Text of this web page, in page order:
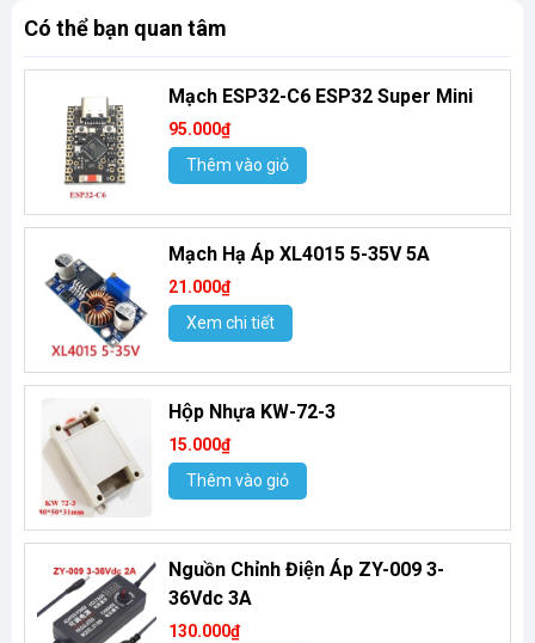
Có thể bạn quan tâm
Mạch ESP32-C6 ESP32 Super Mini
95.000₫
Thêm vào giỏ
Mạch Hạ Áp XL4015 5-35V 5A
21.000₫
Xem chi tiết
Hộp Nhựa KW-72-3
15.000₫
Thêm vào giỏ
Nguồn Chỉnh Điện Áp ZY-009 3-
36Vdc 3A
130.000₫